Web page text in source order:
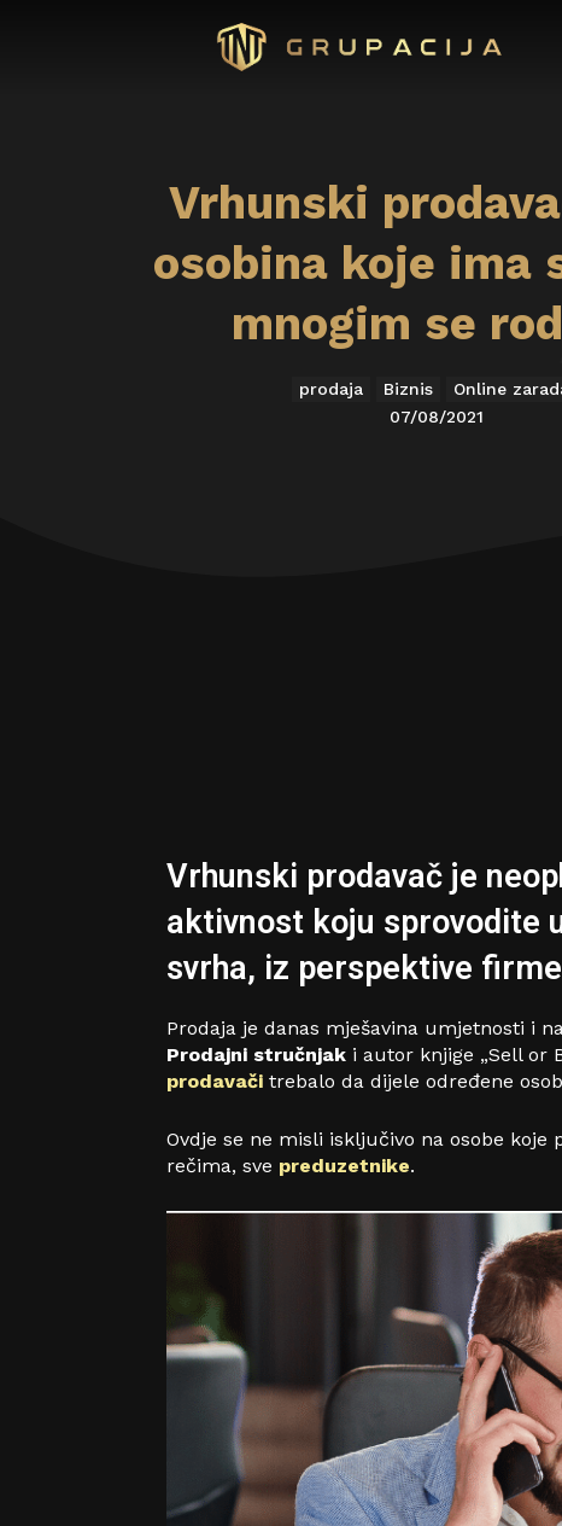
Vrhunski
osobina koje ima
mnogim se
prodaja Biznis
Online
07/08/2021
Vrhunski prodavač je
aktivnost koju sprovodite
svrha, iz perspektive
Prodaja je danas mješavina umjetnosti i
Prodajni stručnjak i autor knjige „Sell or
prodavači trebalo da dijele određene
Ovdje se ne misli isključivo na osobe
rečima, sve preduzetnike.